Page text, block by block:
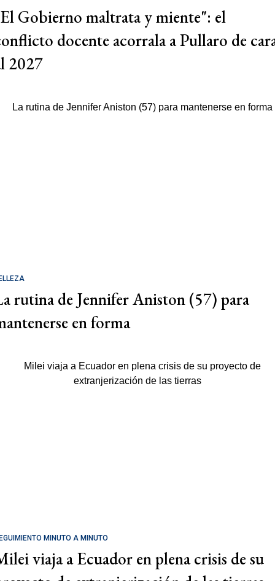
Gobierno maltrata y miente": el
docente acorrala a Pullaro de
2027
rutina de Jennifer Aniston (57) para
en forma
MINUTO A MINUTO
viaja a Ecuador en plena crisis de su